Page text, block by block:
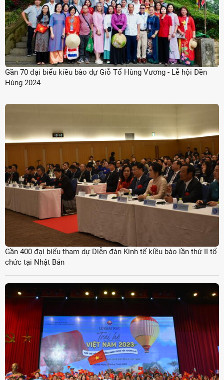
Gần 70 đại biểu kiều bào dự Giỗ Tổ Hùng Vương - Lễ hội Đền
Hùng 2024
Gần 400 đại biểu tham dự Diễn đàn Kinh tế kiều bào lần thứ II tổ
chức tại Nhật Bản